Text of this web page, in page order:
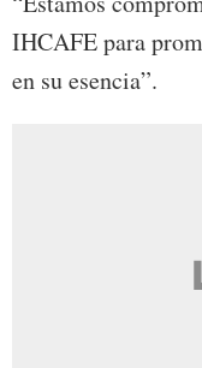
IHCAFE para
en su esencia”.